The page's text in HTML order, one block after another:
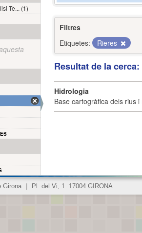
Filtres
Etiquetes:
Rieres
Resultat de la
Hidrologia
Base cartogràfica dels rius
Te... (1)
Girona Pl. del Vi, 1. 17004 GIRONA